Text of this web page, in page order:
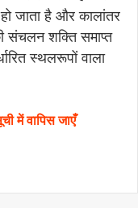
जाता है और कालांतर
संचलन शक्ति समाप्त
स्थलरूपों वाला
में वापिस जाएँ